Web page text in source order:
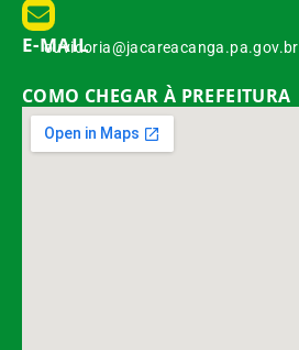
E-MAIL
ouvidoria@jacareacanga.pa.gov.br
COMO CHEGAR À PREFEITURA